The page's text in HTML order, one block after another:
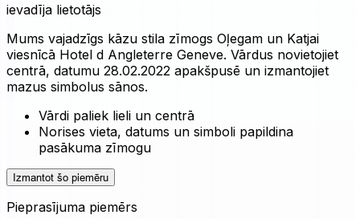
ievadīja lietotājs
Mums vajadzīgs kāzu stila zīmogs Oļegam un Katjai
viesnīcā Hotel d Angleterre Geneve. Vārdus novietojiet
centrā, datumu 28.02.2022 apakšpusē un izmantojiet
mazus simbolus sānos.
Vārdi paliek lieli un centrā
Norises vieta, datums un simboli papildina
pasākuma zīmogu
Izmantot šo piemēru
Pieprasījuma piemērs